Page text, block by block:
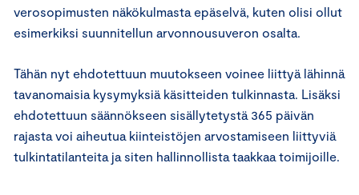
verosopimusten näkökulmasta epäselvä, kuten olisi ollut
esimerkiksi suunnitellun arvonnousuveron osalta.
Tähän nyt ehdotettuun muutokseen voinee liittyä lähinnä
tavanomaisia kysymyksiä käsitteiden tulkinnasta. Lisäksi
ehdotettuun säännökseen sisällytetystä 365 päivän
rajasta voi aiheutua kiinteistöjen arvostamiseen liittyviä
tulkintatilanteita ja siten hallinnollista taakkaa toimijoille.